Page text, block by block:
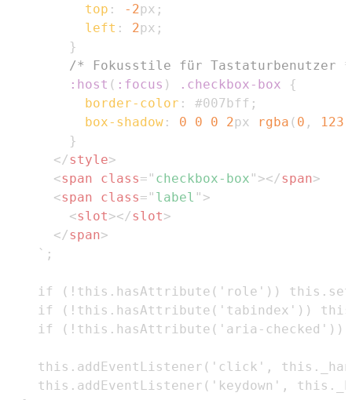
top : -2px ;
left : 2px ;
}
/* Fokusstile für Tastaturbenutzer
:host ( :focus ) .checkbox-box
{
border-color : #007bff ;
box-shadow : 0 0 0 2px rgba ( 0 , 123
}
</style>
<span class= " checkbox-box " ></span>
<span class= " label " >
<slot></slot>
</span>